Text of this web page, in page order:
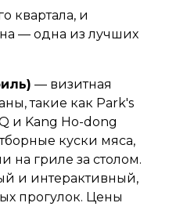
квартала, и
— одна из лучших
— визитная
такие как Park's
и Kang Ho-dong
куски мяса,
на гриле за столом.
и интерактивный,
прогулок. Цены